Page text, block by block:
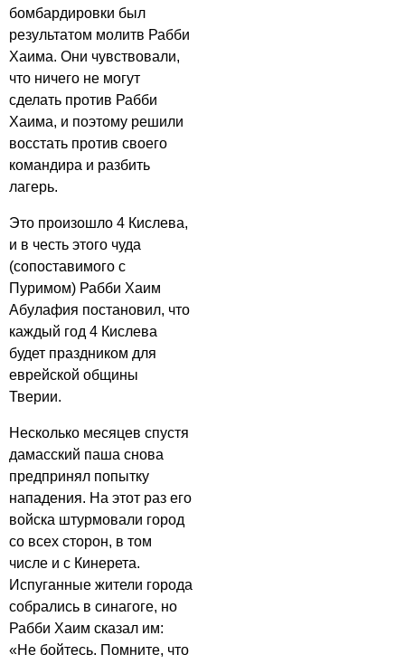
бомбардировки был
результатом молитв Рабби
Хаима. Они чувствовали,
что ничего не могут
сделать против Рабби
Хаима, и поэтому решили
восстать против своего
командира и разбить
лагерь.
Это произошло 4 Кислева,
и в честь этого чуда
(сопоставимого с
Пуримом) Рабби Хаим
Абулафия постановил, что
каждый год 4 Кислева
будет праздником для
еврейской общины
Тверии.
Несколько месяцев спустя
дамасский паша снова
предпринял попытку
нападения. На этот раз его
войска штурмовали город
со всех сторон, в том
числе и с Кинерета.
Испуганные жители города
собрались в синагоге, но
Рабби Хаим сказал им:
«Не бойтесь. Помните, что